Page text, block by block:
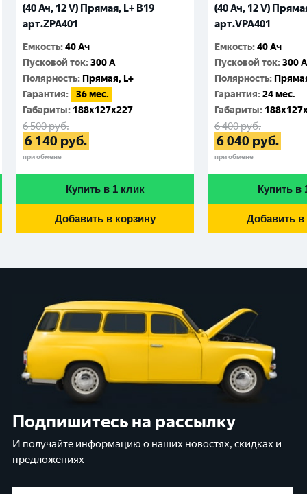
(40 Ач, 12 V) Прямая, L+ B19
арт.ZPA401
Емкость:40 Ач
Пусковой ток:300 A
Полярность: Прямая, L+
Гарантия:
36 мес.
Габариты: 188x127x227
6 500руб.
6 140 руб.
при обмене
Купить в 1 клик
Добавить в корзину
(40 Ач, 12 V)
арт.VPA401
Емкость:40 Ач
Пусковой ток:300 A
Полярность:
Гарантия:24 мес.
Габариты:
6 400руб.
6 040 руб.
при обмене
Купить в
Добавить в
Подпишитесь на рассылку
И получайте информацию о наших новостях, скидках и
предложениях